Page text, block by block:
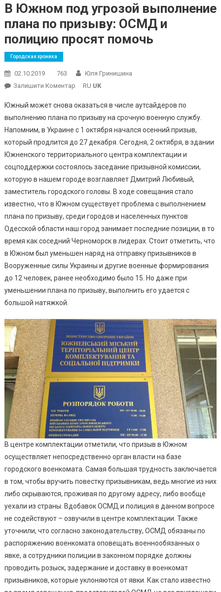
В Южном под угрозой выполнение
плана по призыву: ОСМД и
полицию просят помочь
Городская хроника
02.10.2019 763
Юля Гринишина
Залишити КоментарOn
Южном
Под
Угрозой
Выполнение
Плана
По
Полицию
Просят
Помочь
RU UK
Южный может снова оказаться в числе аутсайдеров по
выполнению плана по призыву на срочную военную службу.
Напомним, в Украине с 1 октября начался осенний призыв,
который продлится до 27 декабря. Сегодня, 2 октября, в здании
Южненского территориального центра комплектации и
соцподдержки состоялось заседание призывной комиссии,
которую в нашем городе возглавляет Дмитрий Любивый,
заместитель городского головы. В ходе совещания стало
известно, что в Южном существует проблема с выполнением
плана по призыву, среди городов и населенных пунктов
Одесской области наш город занимает последние позиции, в то
время как соседний Черноморск в лидерах. Стоит отметить, что
в Южном был уменьшен наряд на отправку призывников в
Вооруженные силы Украины и другие военные формирования
до 12 человек, ранее необходимо было 15. Но даже при
уменьшении плана по призыву, выполнить его удается с
большой натяжкой.
В центре комплектации отметили, что призыв в Южном
осуществляет непосредственно орган власти на базе
городского военкомата. Самая большая трудность заключается
в том, чтобы вручить повестку призывникам, ведь многие из них
либо скрываются, проживая по другому адресу, либо вообще
уехали из страны. Вдобавок ОСМД и полиция в данном вопросе
не содействуют – озвучили в центре комплектации. Также
уточнили, что согласно законодательству, ОСМД обязаны по
распоряжению военкомата оповещать военнообязанных о
явке, а сотрудники полиции в законном порядке должны
проводить розыск, задержание и доставку в военкомат
призывников, которые уклоняются от явки. Как стало известно